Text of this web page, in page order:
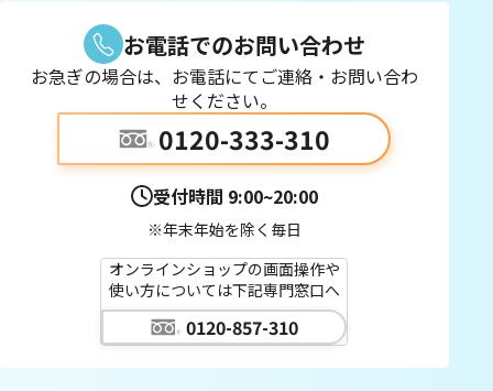
お電話でのお問い合わせ
お急ぎの場合は、お電話にてご連絡・お問い合わ
せください。
0120-333-310
受付時間 9:00~20:00
※年末年始を除く毎日
オンラインショップの画面操作や
使い方については下記専門窓口へ
0120-857-310